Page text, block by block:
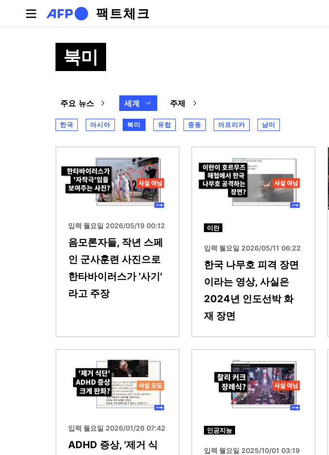
주요 콘텐츠로 건너뛰기
팩트체크
북미
주요 뉴스 세계 주제
한국 아시아 북미 유럽 중동 아프리카 남미
입력 월요일 2026/05/19 00:12
음모론자들, 작년 스페
인 군사훈련 사진으로
한타바이러스가 '사기'
라고 주장
이란
입력 월요일 2026/05/11 06:22
한국 나무호 피격 장면
이라는 영상, 사실은
2024년 인도선박 화
재 장면
입력 월요일 2026/01/26 07:42
ADHD 증상, '제거 식
인공지능
입력 월요일 2025/10/01 03:19